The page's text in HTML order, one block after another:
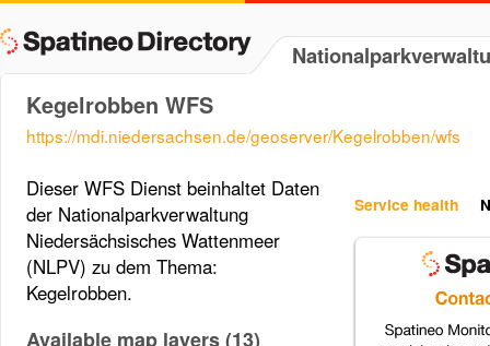
Kegelrobben WFS
https://mdi.niedersachsen.de/geoserver/Kegelrobben/wfs
Service health
Dieser WFS Dienst beinhaltet Daten
der Nationalparkverwaltung
Niedersächsisches Wattenmeer
(NLPV) zu dem Thema:
Kegelrobben.
Available map layers (13)